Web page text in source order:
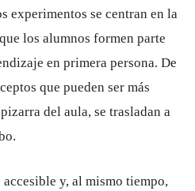
experimentos se centran en la
los alumnos formen parte
en primera persona. De
que pueden ser más
del aula, se trasladan a
y, al mismo tiempo,